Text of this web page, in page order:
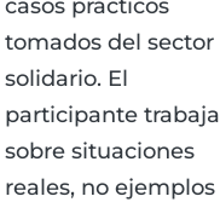
casos prácticos
tomados del sector
solidario. El
participante trabaja
sobre situaciones
reales, no ejemplos